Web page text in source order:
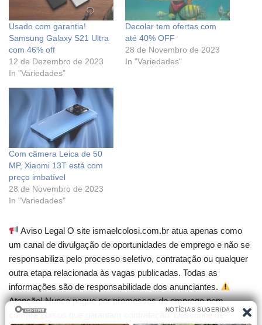
Usado com garantia!
Samsung Galaxy S21 Ultra
com 46% off
12 de Dezembro de 2023
In "Variedades"
Decolar tem ofertas com
até 40% OFF
28 de Novembro de 2023
In "Variedades"
Com câmera Leica de 50
MP, Xiaomi 13T está com
preço imbatível
28 de Novembro de 2023
In "Variedades"
Aviso Legal O site ismaelcolosi.com.br atua apenas como
um canal de divulgação de oportunidades de emprego e não se
responsabiliza pelo processo seletivo, contratação ou qualquer
outra etapa relacionada às vagas publicadas. Todas as
informações são de responsabilidade dos anunciantes.
Atenção! Nunca pague por promessas de emprego nem
compre cursos que garantam contratação. Desconfie de